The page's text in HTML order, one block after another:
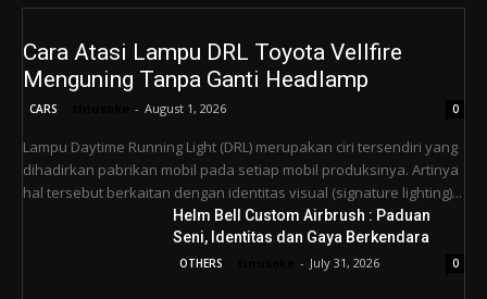
Cara Atasi Lampu DRL Toyota Vellfire
Menguning Tanpa Ganti Headlamp
CARS - August 1, 2026 0
Lampu Daytime Running Light (DRL) merupakan ciri tersendiri yang
dihadirkan pabrikan mobil pada setiap mobil produksinya. Artinya
hal tersebut berkaitan dengan identitas visual (signature lighting)...
Helm Bell Custom Airbrush : Paduan
Seni, Identitas dan Gaya Berkendara
OTHERS - July 31, 2026 0